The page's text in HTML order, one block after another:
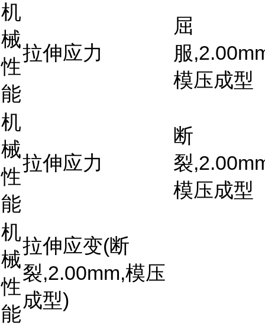
机
械
性
能
拉伸应力
屈
服
模压成型
机
械
性
能
拉伸应力
断
裂
模压成型
机
械
性
能
拉伸应变(断
裂,2.00mm,模压
成型)